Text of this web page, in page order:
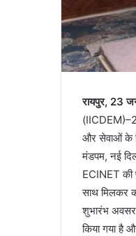
रायपुर, 23
और सेवाओं के
मंडपम, नई
ECINET की
साथ मिलकर
शुभारंभ अवसर
किया गया है